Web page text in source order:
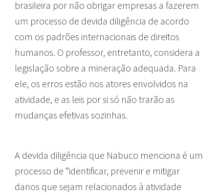
brasileira por não obrigar empresas a fazerem
um processo de devida diligência de acordo
com os padrões internacionais de direitos
humanos. O professor, entretanto, considera a
legislação sobre a mineração adequada. Para
ele, os erros estão nos atores envolvidos na
atividade, e as leis por si só não trarão as
mudanças efetivas sozinhas.
A devida diligência que Nabuco menciona é um
processo de “identificar, prevenir e mitigar
danos que sejam relacionados à atividade